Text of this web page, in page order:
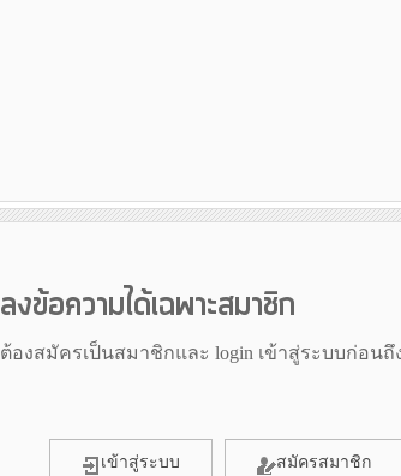
ลงข้อความได้เฉพาะสมาชิก
ต้องสมัครเป็นสมาชิกและ login เข้าสู่ระบบก่อน
เข้าสู่ระบบ สมัครสมาชิก